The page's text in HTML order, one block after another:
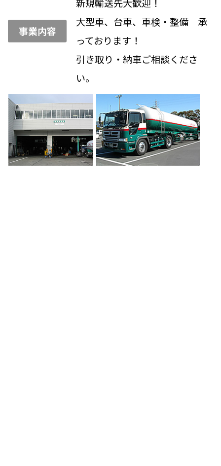
事業内容
新規輸送先大歓迎！
大型車、台車、車検・整備 承
っております！
引き取り・納車ご相談くださ
い。